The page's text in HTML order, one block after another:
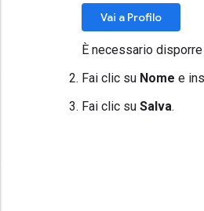
Vai a Profilo
È necessario
Fai clic su Nome e
Fai clic su Salva.